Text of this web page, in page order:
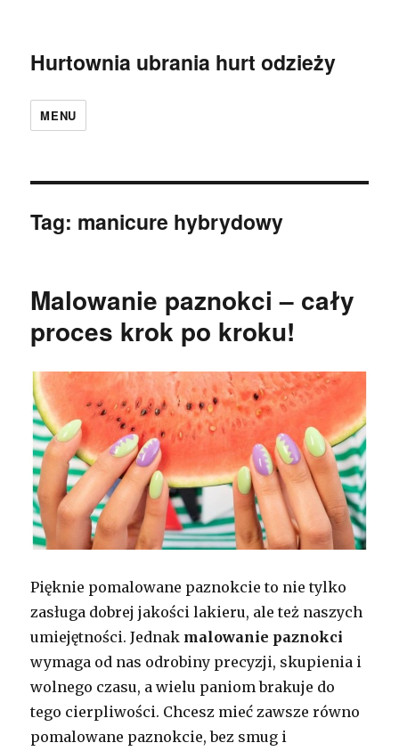
Hurtownia ubrania hurt odzieży
MENU
Tag: manicure hybrydowy
Malowanie paznokci – cały
proces krok po kroku!
Pięknie pomalowane paznokcie to nie tylko
zasługa dobrej jakości lakieru, ale też naszych
umiejętności. Jednak malowanie paznokci
wymaga od nas odrobiny precyzji, skupienia i
wolnego czasu, a wielu paniom brakuje do
tego cierpliwości. Chcesz mieć zawsze równo
pomalowane paznokcie, bez smug i